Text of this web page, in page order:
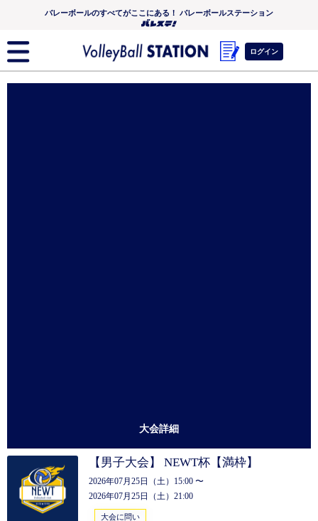
バレーボールのすべてがここにある！ バレーボールステーション
ログイン
大会詳細
【男子大会】 NEWT杯【満枠】
2026年07月25日（土）15:00 〜
2026年07月25日（土）21:00
大会に問い